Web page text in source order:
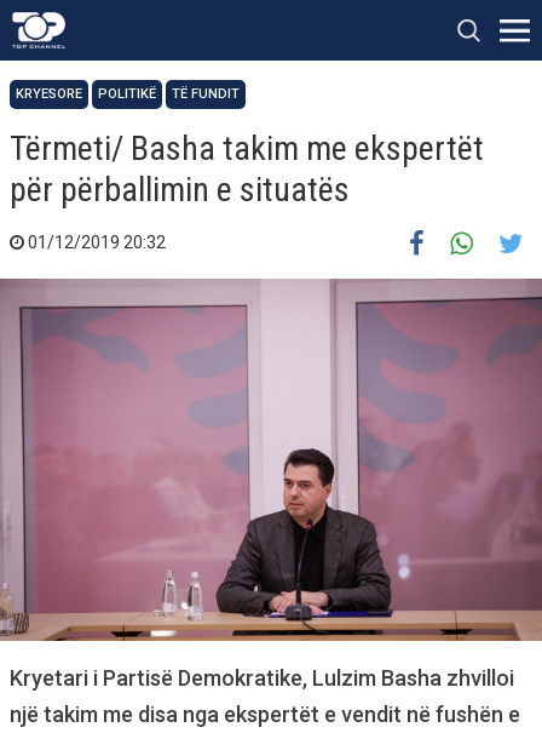
KRYESORE POLITIKË TË FUNDIT
Tërmeti/ Basha takim me ekspertët
për përballimin e situatës
01/12/2019 20:32
Kryetari i Partisë Demokratike, Lulzim Basha zhvilloi
një takim me disa nga ekspertët e vendit në fushën e